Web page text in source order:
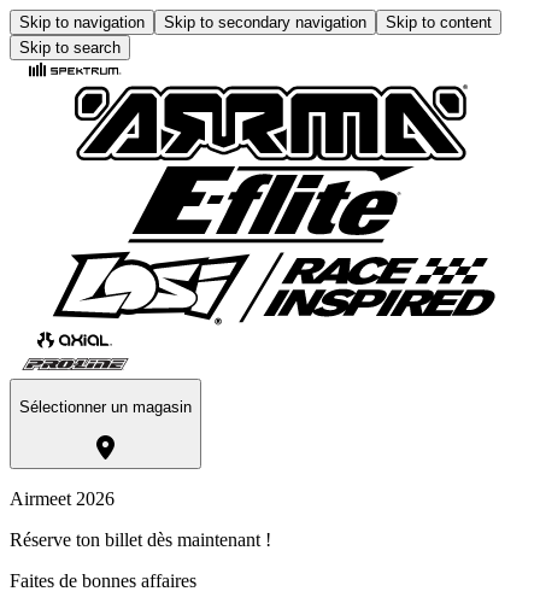
Skip to navigation Skip to secondary navigation
Skip to content
Skip to search
Sélectionner un magasin
Airmeet 2026
Réserve ton billet dès maintenant !
Faites de bonnes affaires